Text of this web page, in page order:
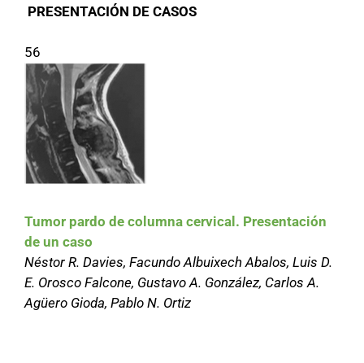
PRESENTACIÓN DE CASOS
56
Tumor pardo de columna cervical. Presentación
de un caso
Néstor R. Davies, Facundo Albuixech Abalos, Luis D.
E. Orosco Falcone, Gustavo A. González, Carlos A.
Agüero Gioda, Pablo N. Ortiz